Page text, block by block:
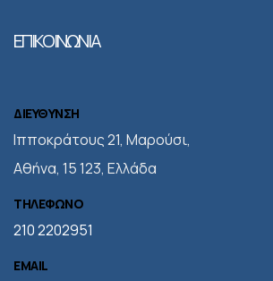
ΕΠΙΚΟΙΝΩΝΙΑ
ΔΙΕΥΘΥΝΣΗ
Iπποκράτους 21, Μαρούσι,
Αθήνα, 15 123, Ελλάδα
ΤΗΛΕΦΩΝΟ
210 2202951
EMAIL